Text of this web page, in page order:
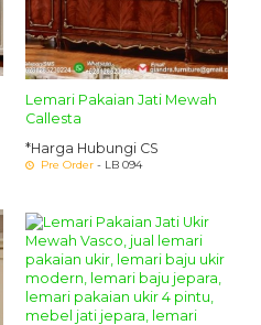
Lemari Pakaian Jati Mewah
Callesta
*Harga Hubungi CS
Pre Order - LB 094